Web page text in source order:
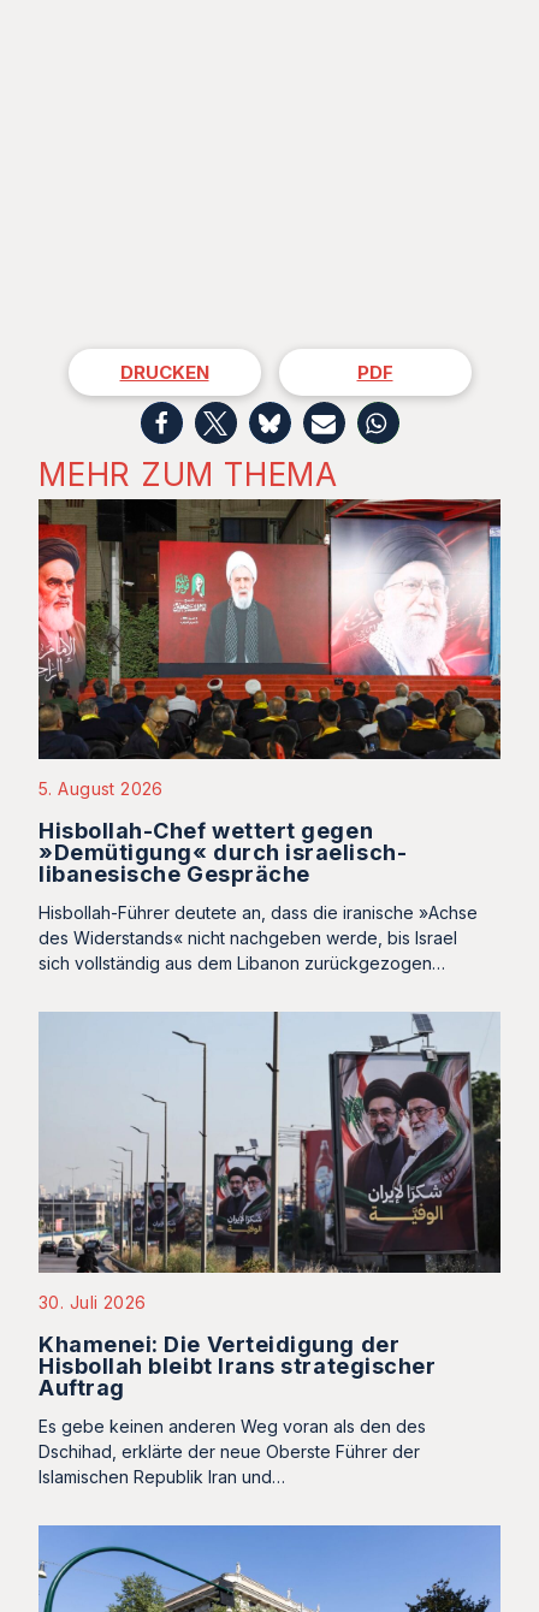
DRUCKEN PDF
MEHR ZUM THEMA
5. August 2026
Hisbollah-Chef wettert gegen
»Demütigung« durch israelisch-
libanesische Gespräche
Hisbollah-Führer deutete an, dass die iranische »Achse
des Widerstands« nicht nachgeben werde, bis Israel
sich vollständig aus dem Libanon zurückgezogen…
30. Juli 2026
Khamenei: Die Verteidigung der
Hisbollah bleibt Irans strategischer
Auftrag
Es gebe keinen anderen Weg voran als den des
Dschihad, erklärte der neue Oberste Führer der
Islamischen Republik Iran und…